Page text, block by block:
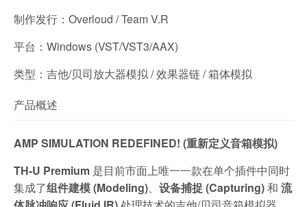
制作发行：Overloud / Team V.R
平台：Windows (VST/VST3/AAX)
类型：吉他/贝司放大器模拟 / 效果器链 / 箱体模拟
产品概述
AMP SIMULATION REDEFINED! (重新定义音箱模拟)
TH-U Premium 是目前市面上唯一一款在单个插件中同时
集成了组件建模 (Modeling) 设备捕捉 (Capturing)和 流